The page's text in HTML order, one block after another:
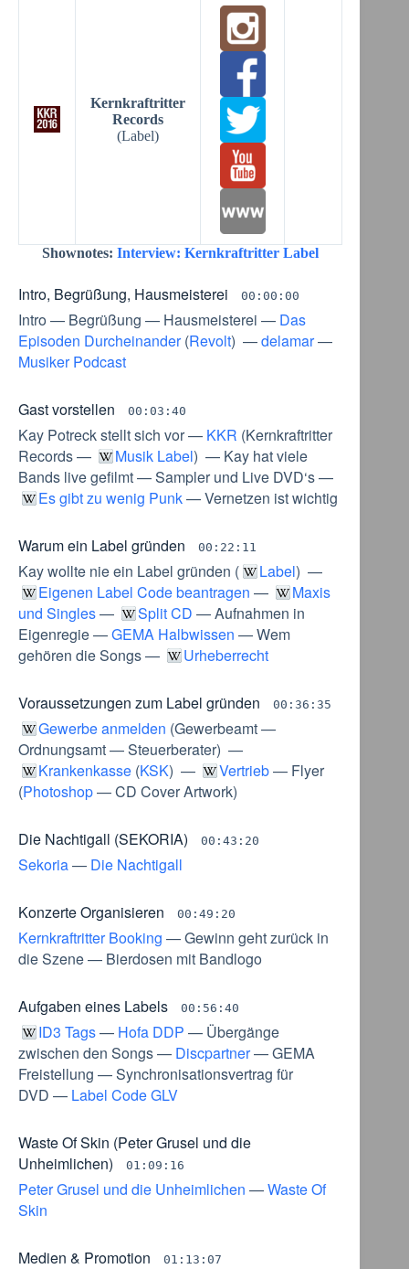
Kernkraftritter
Records
(Label)
Shownotes: Interview: Kernkraftritter Label
Intro, Begrüßung, Hausmeisterei 00:00:00
Intro — Begrüßung — Hausmeisterei — Das
Episoden Durcheinander(Revolt) —delamar—
Musiker Podcast
Gast vorstellen 00:03:40
Kay Potreck stellt sich vor— KKR (Kernkraftritter
Records— Musik Label) — Kay hat viele
Bands live gefilmt—Sampler und Live DVD‘s—
Es gibt zu wenig Punk—Vernetzen ist wichtig
Warum ein Label gründen 00:22:11
Kay wollte nie ein Label gründen ( Label) —
Eigenen Label Code beantragen —
Maxis
und Singles— Split CD —Aufnahmen in
Eigenregie—GEMA Halbwissen —Wem
gehören die Songs— Urheberrecht
Voraussetzungen zum Label gründen 00:36:35
Gewerbe anmelden (Gewerbeamt—
Ordnungsamt—Steuerberater) —
Krankenkasse (KSK) — Vertrieb— Flyer
(Photoshop—CD Cover Artwork)
Die Nachtigall (SEKORIA) 00:43:20
Sekoria— Die Nachtigall
Konzerte Organisieren 00:49:20
Kernkraftritter Booking —Gewinn geht zurück in
die Szene— Bierdosen mit Bandlogo
Aufgaben eines Labels 00:56:40
ID3 Tags— Hofa DDP — Übergänge
zwischen den Songs— Discpartner—GEMA
Freistellung —Synchronisationsvertrag für
DVD — Label Code GLV
Waste Of Skin (Peter Grusel und die
Unheimlichen)
01:09:16
Peter Grusel und die Unheimlichen —Waste Of
Skin
Medien & Promotion 01:13:07